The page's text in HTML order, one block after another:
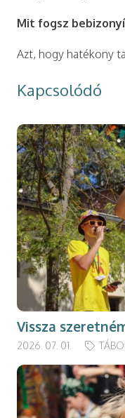
Mit fogsz
Azt, hogy hatékony
Kapcsolódó
Vissza
2026. 07. 01.